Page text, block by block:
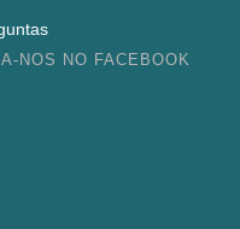
NOS NO FACEBOOK